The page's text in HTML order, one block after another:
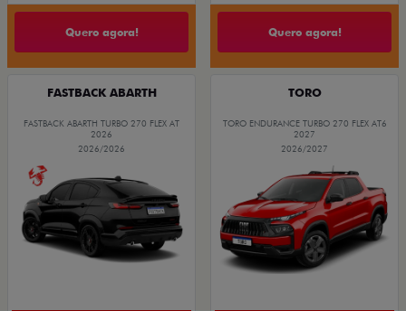
Quero agora! Quero agora!
FASTBACK ABARTH
FASTBACK ABARTH TURBO 270 FLEX AT
2026
2026/2026
TORO
TORO ENDURANCE TURBO 270 FLEX AT6
2027
2026/2027